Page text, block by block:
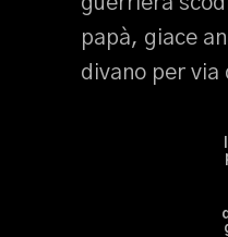
papà, giace
divano per via